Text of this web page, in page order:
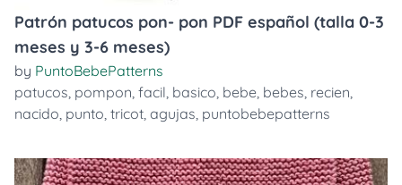
Patrón patucos pon- pon PDF español (talla 0-3
meses y 3-6 meses)
by PuntoBebePatterns
patucos, pompon, facil, basico, bebe, bebes, recien,
nacido, punto, tricot, agujas, puntobebepatterns